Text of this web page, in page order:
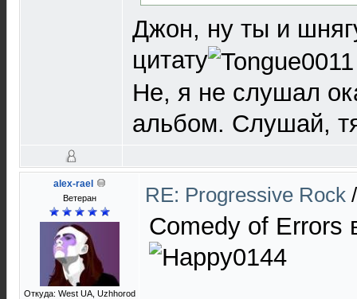
Джон, ну ты и
цитату
Не, я не слушал
альбом. Слушай,
alex-rael
Ветеран
Откуда: West UA, Uzhhorod
RE: Progressive Rock
Comedy of Errors